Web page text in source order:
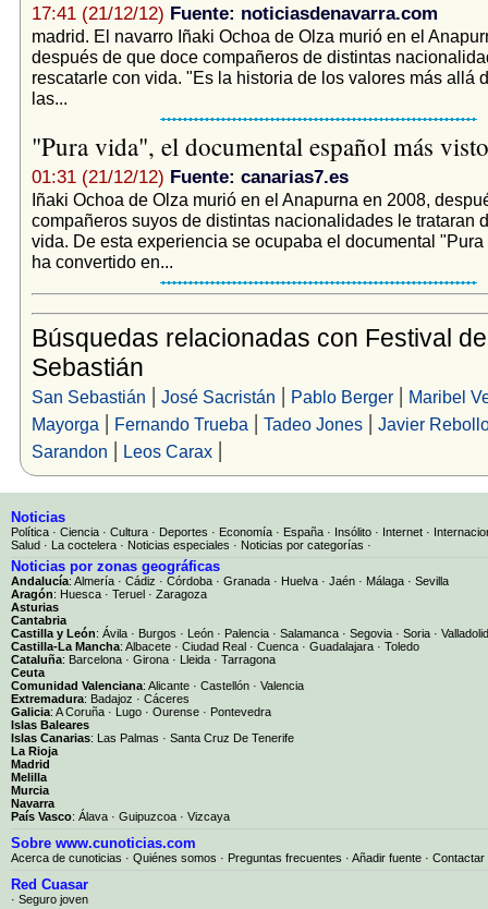
17:41 (21/12/12) Fuente: noticiasdenavarra.com
madrid. El navarro Iñaki Ochoa de Olza murió en el
después de que doce compañeros de distintas
rescatarle con vida. "Es la historia de los valores más allá
las...
"Pura vida", el documental español más
01:31 (21/12/12) Fuente: canarias7.es
Iñaki Ochoa de Olza murió en el Anapurna en 2008,
compañeros suyos de distintas nacionalidades le trataran
vida. De esta experiencia se ocupaba el documental
ha convertido en...
Búsquedas relacionadas con Festival
Sebastián
San Sebastián | José Sacristán | Pablo Berger| Maribel
Mayorga | Fernando Trueba | Tadeo Jones| Javier
Sarandon | Leos Carax|
Noticias
Política · Ciencia · Cultura · Deportes · Economía · España · Insólito · Internet ·
Salud · La coctelera · Noticias especiales · Noticias por categorías ·
Noticias por zonas geográficas
Andalucía: Almería · Cádiz · Córdoba · Granada · Huelva · Jaén · Málaga · Sevilla
Aragón: Huesca · Teruel · Zaragoza
Asturias
Cantabria
Castilla y León: Ávila · Burgos · León · Palencia · Salamanca · Segovia · Soria · Valladolid
Castilla-La Mancha: Albacete · Ciudad Real · Cuenca · Guadalajara · Toledo
Cataluña: Barcelona · Girona · Lleida · Tarragona
Ceuta
Comunidad Valenciana: Alicante · Castellón · Valencia
Extremadura: Badajoz · Cáceres
Galicia: A Coruña · Lugo · Ourense · Pontevedra
Islas Baleares
Islas Canarias: Las Palmas · Santa Cruz De Tenerife
La Rioja
Madrid
Melilla
Murcia
Navarra
País Vasco: Álava · Guipuzcoa · Vizcaya
Sobre www.cunoticias.com
Acerca de cunoticias · Quiénes somos · Preguntas frecuentes · Añadir fuente · Contactar
Red Cuasar
· Seguro joven